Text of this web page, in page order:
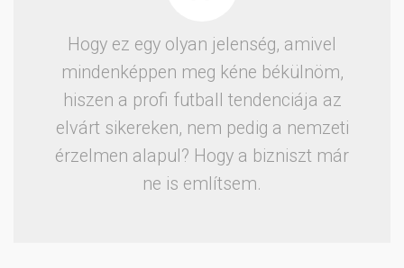
Hogy ez egy olyan jelenség, amivel
mindenképpen meg kéne békülnöm,
hiszen a profi futball tendenciája az
elvárt sikereken, nem pedig a nemzeti
érzelmen alapul? Hogy a bizniszt már
ne is említsem.